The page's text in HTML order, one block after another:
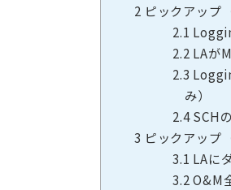
2 ピックアップ
2.1
2.2 LAが
2.3
み）
2.4SCH
3 ピックアップ
3.1 LAに
3.2O&M